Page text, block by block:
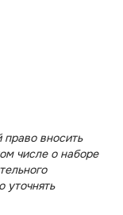
право вносить
числе о наборе
уточнять